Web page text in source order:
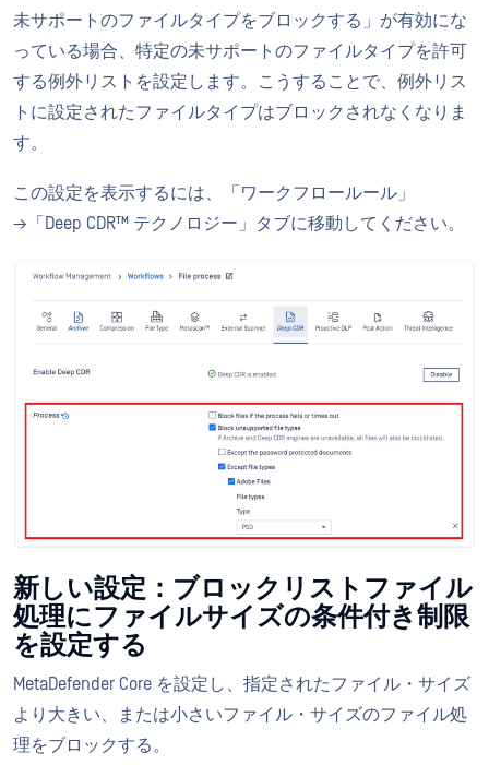
未サポートのファイルタイプをブロックする」が有効にな
っている場合、特定の未サポートのファイルタイプを許可
する例外リストを設定します。こうすることで、例外リス
トに設定されたファイルタイプはブロックされなくなりま
す。
この設定を表示するには、「ワークフロールール」
→「Deep CDR™ テクノロジー」タブに移動してください。
新しい設定：ブロックリストファイル
処理にファイルサイズの条件付き制限
を設定する
MetaDefender Core を設定し、指定されたファイル・サイズ
より大きい、または小さいファイル・サイズのファイル処
理をブロックする。